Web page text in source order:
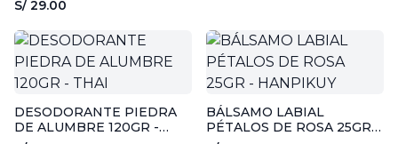
S/ 29.00
DESODORANTE PIEDRA
DE ALUMBRE 120GR -
BÁLSAMO LABIAL
PÉTALOS DE ROSA 25GR -